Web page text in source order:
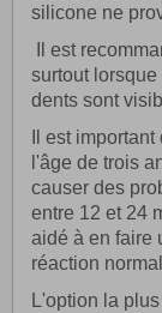
silicone ne
Il est
surtout
dents sont
Il est
l'âge de trois
causer des
entre 12 et 24
aidé à en faire
réaction
L'option la